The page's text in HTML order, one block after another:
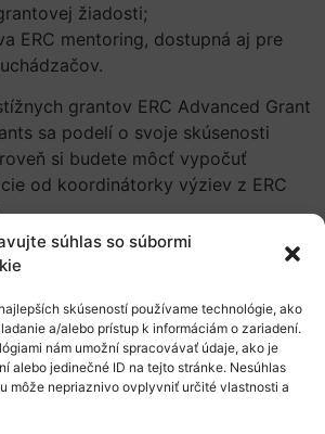
súhlas so súbormi
skúseností používame technológie, ako
a/alebo prístup k informáciám o zariadení.
nám umožní spracovávať údaje, ako je
alebo jedinečné ID na tejto stránke. Nesúhlas
môže nepriaznivo ovplyvniť určité vlastnosti a
žiadosti;
ERC mentoring, dostupná aj pre
grantov ERC Advanced Grant
sa podelí o svoje skúsenosti
si budete môcť vypočuť
od koordinátorky výziev z ERC
Nové granty Európskej výskumnej
savopred zaregistrovať.
do 27.9.2021, 12:00 hod. Deň
zašleme odkaz na pripojenie na
adresu.